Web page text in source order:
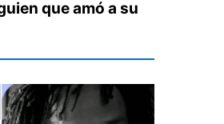
que amó a su